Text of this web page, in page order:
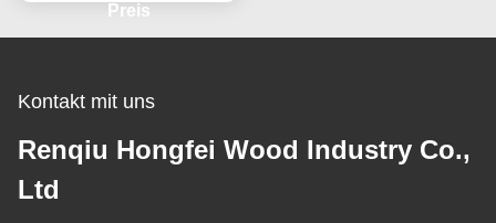
Preis
Kontakt mit uns
Renqiu Hongfei Wood Industry Co.,
Ltd